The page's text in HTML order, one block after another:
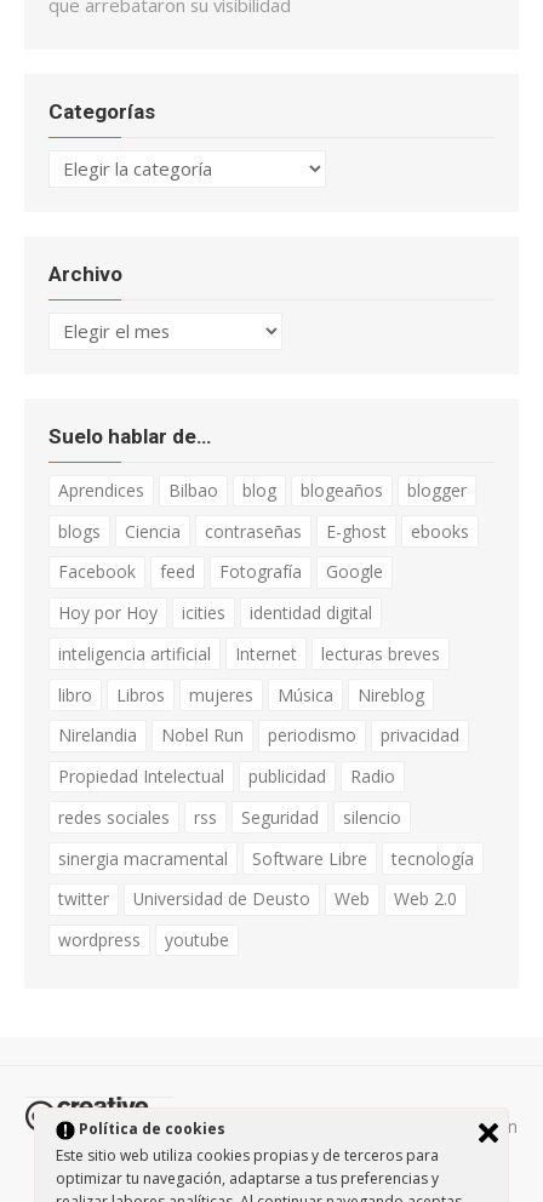
Política de cookies
Este sitio web utiliza cookies propias y de terceros para
optimizar tu navegación, adaptarse a tus preferencias y
que arrebataron su visibilidad
Categorías
Categorías
Archivo
Archivo
Suelo hablar de…
Aprendices Bilbao blog blogeaños
blogger
blogs
Ciencia contraseñas E-ghost
ebooks
Facebook
feed Fotografía
Google
Hoy por Hoy
icities
identidad digital
inteligencia artificial
Internet
lecturas breves
libro
Libros mujeres Música
Nireblog
Nirelandia
Nobel Run periodismo
privacidad
Propiedad Intelectual
publicidad
Radio
redes sociales
rss Seguridad
silencio
sinergia macramental
Software Libre
tecnología
twitter
Universidad de Deusto Web
Web 2.0
wordpress
youtube
Todos los contenidos de esta página están
protegidos por la licencia Creative Commons Attribution-
NonCommercial-ShareAlike 3.0. / Política de privacidad